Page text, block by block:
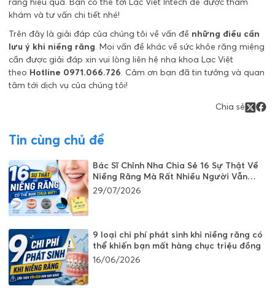
khám và tư vấn chi tiết nhé!
Trên đây là giải đáp của chúng tôi về vấn đề những điều cần
lưu ý khi niềng răng. Mọi vấn đề khác về sức khỏe răng miệng
cần được giải đáp xin vui lòng liên hệ nha khoa Lạc Việt
theo Hotline 0971.066.726. Cảm ơn bạn đã tin tưởng và quan
tâm tới dịch vụ của chúng tôi!
Chia sẻ
Tin cùng chủ đề
Bác Sĩ Chỉnh Nha Chia Sẻ 16 Sự Thật Về
Niềng Răng Mà Rất Nhiều Người Vẫn
Đang Hiểu Sai
29/07/2026
9 loại chi phí phát sinh khi niềng răng có
thể khiến bạn mất hàng chục triệu đồng
16/06/2026